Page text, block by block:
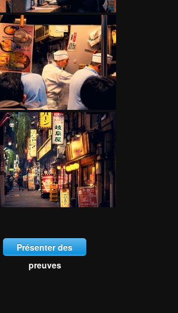
Présenter des
preuves